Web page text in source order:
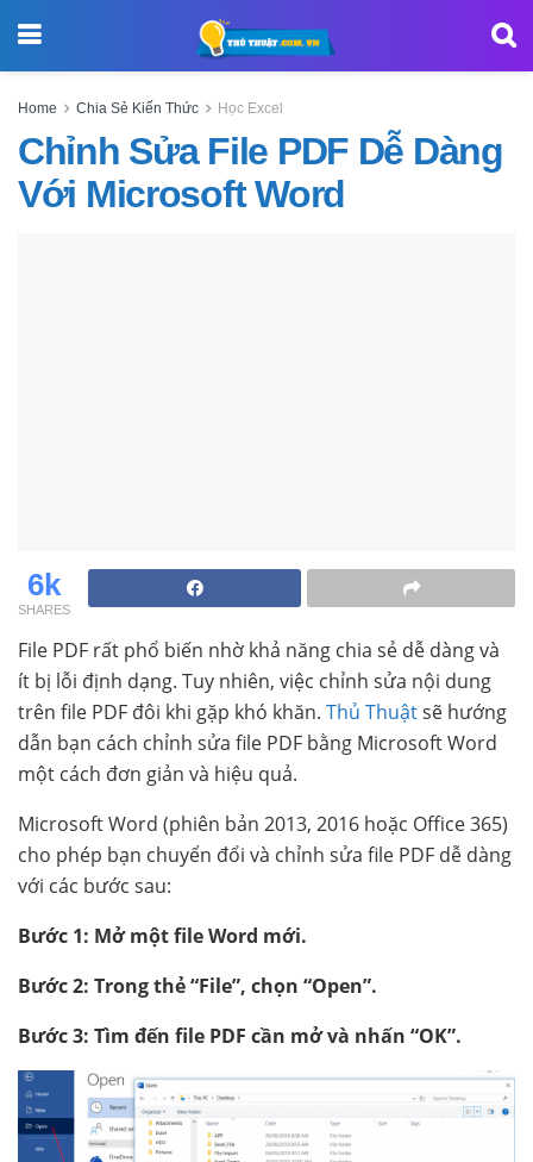
Home Chia Sẻ Kiến Thức Học Excel
Chỉnh Sửa File PDF Dễ Dàng
Với Microsoft Word
6k
SHARES
File PDF rất phổ biến nhờ khả năng chia sẻ dễ dàng và
ít bị lỗi định dạng. Tuy nhiên, việc chỉnh sửa nội dung
trên file PDF đôi khi gặp khó khăn. Thủ Thuậtsẽ hướng
dẫn bạn cách chỉnh sửa file PDF bằng Microsoft Word
một cách đơn giản và hiệu quả.
Microsoft Word (phiên bản 2013, 2016 hoặc Office 365)
cho phép bạn chuyển đổi và chỉnh sửa file PDF dễ dàng
với các bước sau:
Bước 1: Mở một file Word mới.
Bước 2: Trong thẻ “File”, chọn “Open”.
Bước 3: Tìm đến file PDF cần mở và nhấn “OK”.